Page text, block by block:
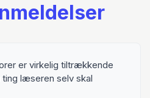
er virkelig tiltrækkende
læseren selv skal